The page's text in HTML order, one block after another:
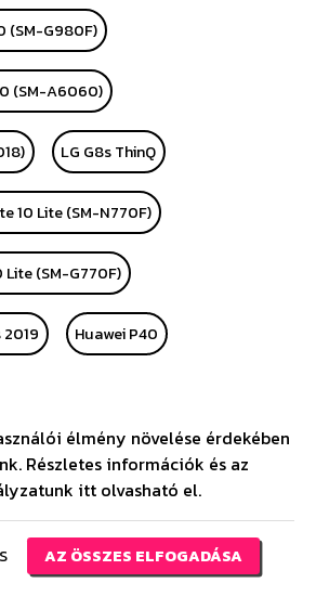
(SM-G980F)
(SM-A6060)
LG G8s ThinQ
10 Lite (SM-N770F)
Lite (SM-G770F)
Huawei P40
Huawei P40 Lite
Samsung Galaxy A21 (SM-A210F)
Xiaomi Redmi Note 9S
élmény növelése érdekében
Részletes információk és az
itt olvasható el.
AZ ÖSSZES ELFOGADÁSA